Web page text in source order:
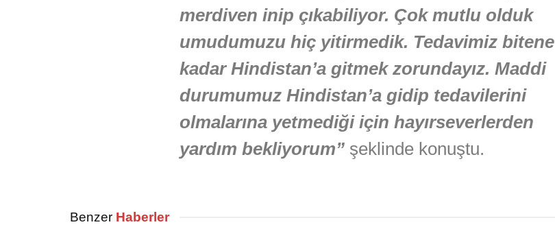
merdiven inip çıkabiliyor. Çok mutlu olduk
umudumuzu hiç yitirmedik. Tedavimiz bitene
kadar Hindistan’a gitmek zorundayız. Maddi
durumumuz Hindistan’a gidip tedavilerini
olmalarına yetmediği için hayırseverlerden
yardım bekliyorum” şeklinde konuştu.
Benzer Haberler